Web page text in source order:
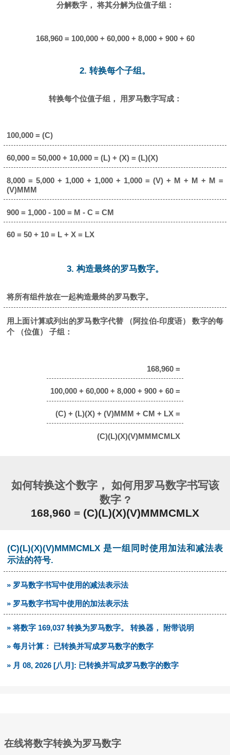
分解数字， 将其分解为位值子组：
168,960 = 100,000 + 60,000 + 8,000 + 900 + 60
2. 转换每个子组。
转换每个位值子组， 用罗马数字写成：
100,000 = (C)
60,000 = 50,000 + 10,000 = (L) + (X) = (L)(X)
8,000 = 5,000 + 1,000 + 1,000 + 1,000 = (V) + M + M + M =
(V)MMM
900 = 1,000 - 100 = M - C = CM
60 = 50 + 10 = L + X = LX
3. 构造最终的罗马数字。
将所有组件放在一起构造最终的罗马数字。
用上面计算或列出的罗马数字代替 （阿拉伯-印度语） 数字的每
个 （位值） 子组：
168,960 =
100,000 + 60,000 + 8,000 + 900 + 60 =
(C) + (L)(X) + (V)MMM + CM + LX =
(C)(L)(X)(V)MMMCMLX
如何转换这个数字， 如何用罗马数字书写该
数字 ?
168,960 = (C)(L)(X)(V)MMMCMLX
(C)(L)(X)(V)MMMCMLX 是一组同时使用加法和减法表
示法的符号.
» 罗马数字书写中使用的减法表示法
» 罗马数字书写中使用的加法表示法
» 将数字 169,037 转换为罗马数字。 转换器， 附带说明
» 每月计算： 已转换并写成罗马数字的数字
» 月 08, 2026 [八月]: 已转换并写成罗马数字的数字
在线将数字转换为罗马数字